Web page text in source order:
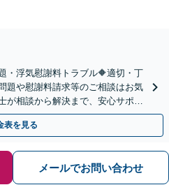
・浮気慰謝料トラブル🔶適切・丁
題や慰謝料請求等のご相談はお気
が相談から解決まで、安心サポー
法律相談無料◢
表を見る
メールでお問い合わせ